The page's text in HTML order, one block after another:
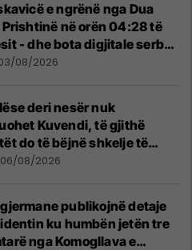
e ngrënë nga Dua
Prishtinë në orën 04:28 të
- dhe bota digjitale serbe
e luftës
08/2026
deri nesër nuk
Kuvendi, të gjithë
do të bëjnë shkelje të
06/08/2026
publikojnë detaje
ku humbën jetën tre
nga Komogllava e